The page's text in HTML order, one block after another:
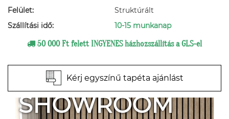
Felület:
Struktúrált
Szállítási idő:
10-15 munkanap
50 000 Ft felett INGYENES házhozszállítás a GLS-el
Kérj egyszínű tapéta ajánlást
SHOWROOM